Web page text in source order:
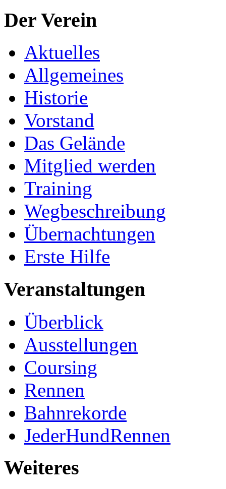
Der Verein
Aktuelles
Allgemeines
Historie
Vorstand
Das Gelände
Mitglied werden
Training
Wegbeschreibung
Übernachtungen
Erste Hilfe
Veranstaltungen
Überblick
Ausstellungen
Coursing
Rennen
Bahnrekorde
JederHundRennen
Weiteres